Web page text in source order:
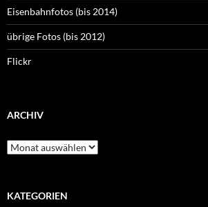
Eisenbahnfotos (bis 2014)
übrige Fotos (bis 2012)
Flickr
ARCHIV
Archiv
KATEGORIEN